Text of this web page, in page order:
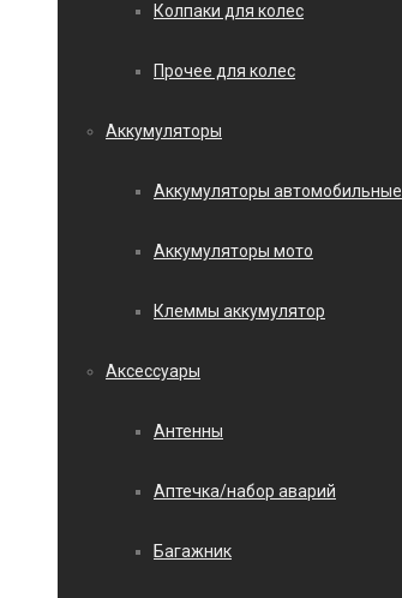
Колпаки для колес
Прочее для колес
Аккумуляторы
Аккумуляторы автомобильные
Аккумуляторы мото
Клеммы аккумулятор
Аксессуары
Антенны
Аптечка/набор аварий
Багажник